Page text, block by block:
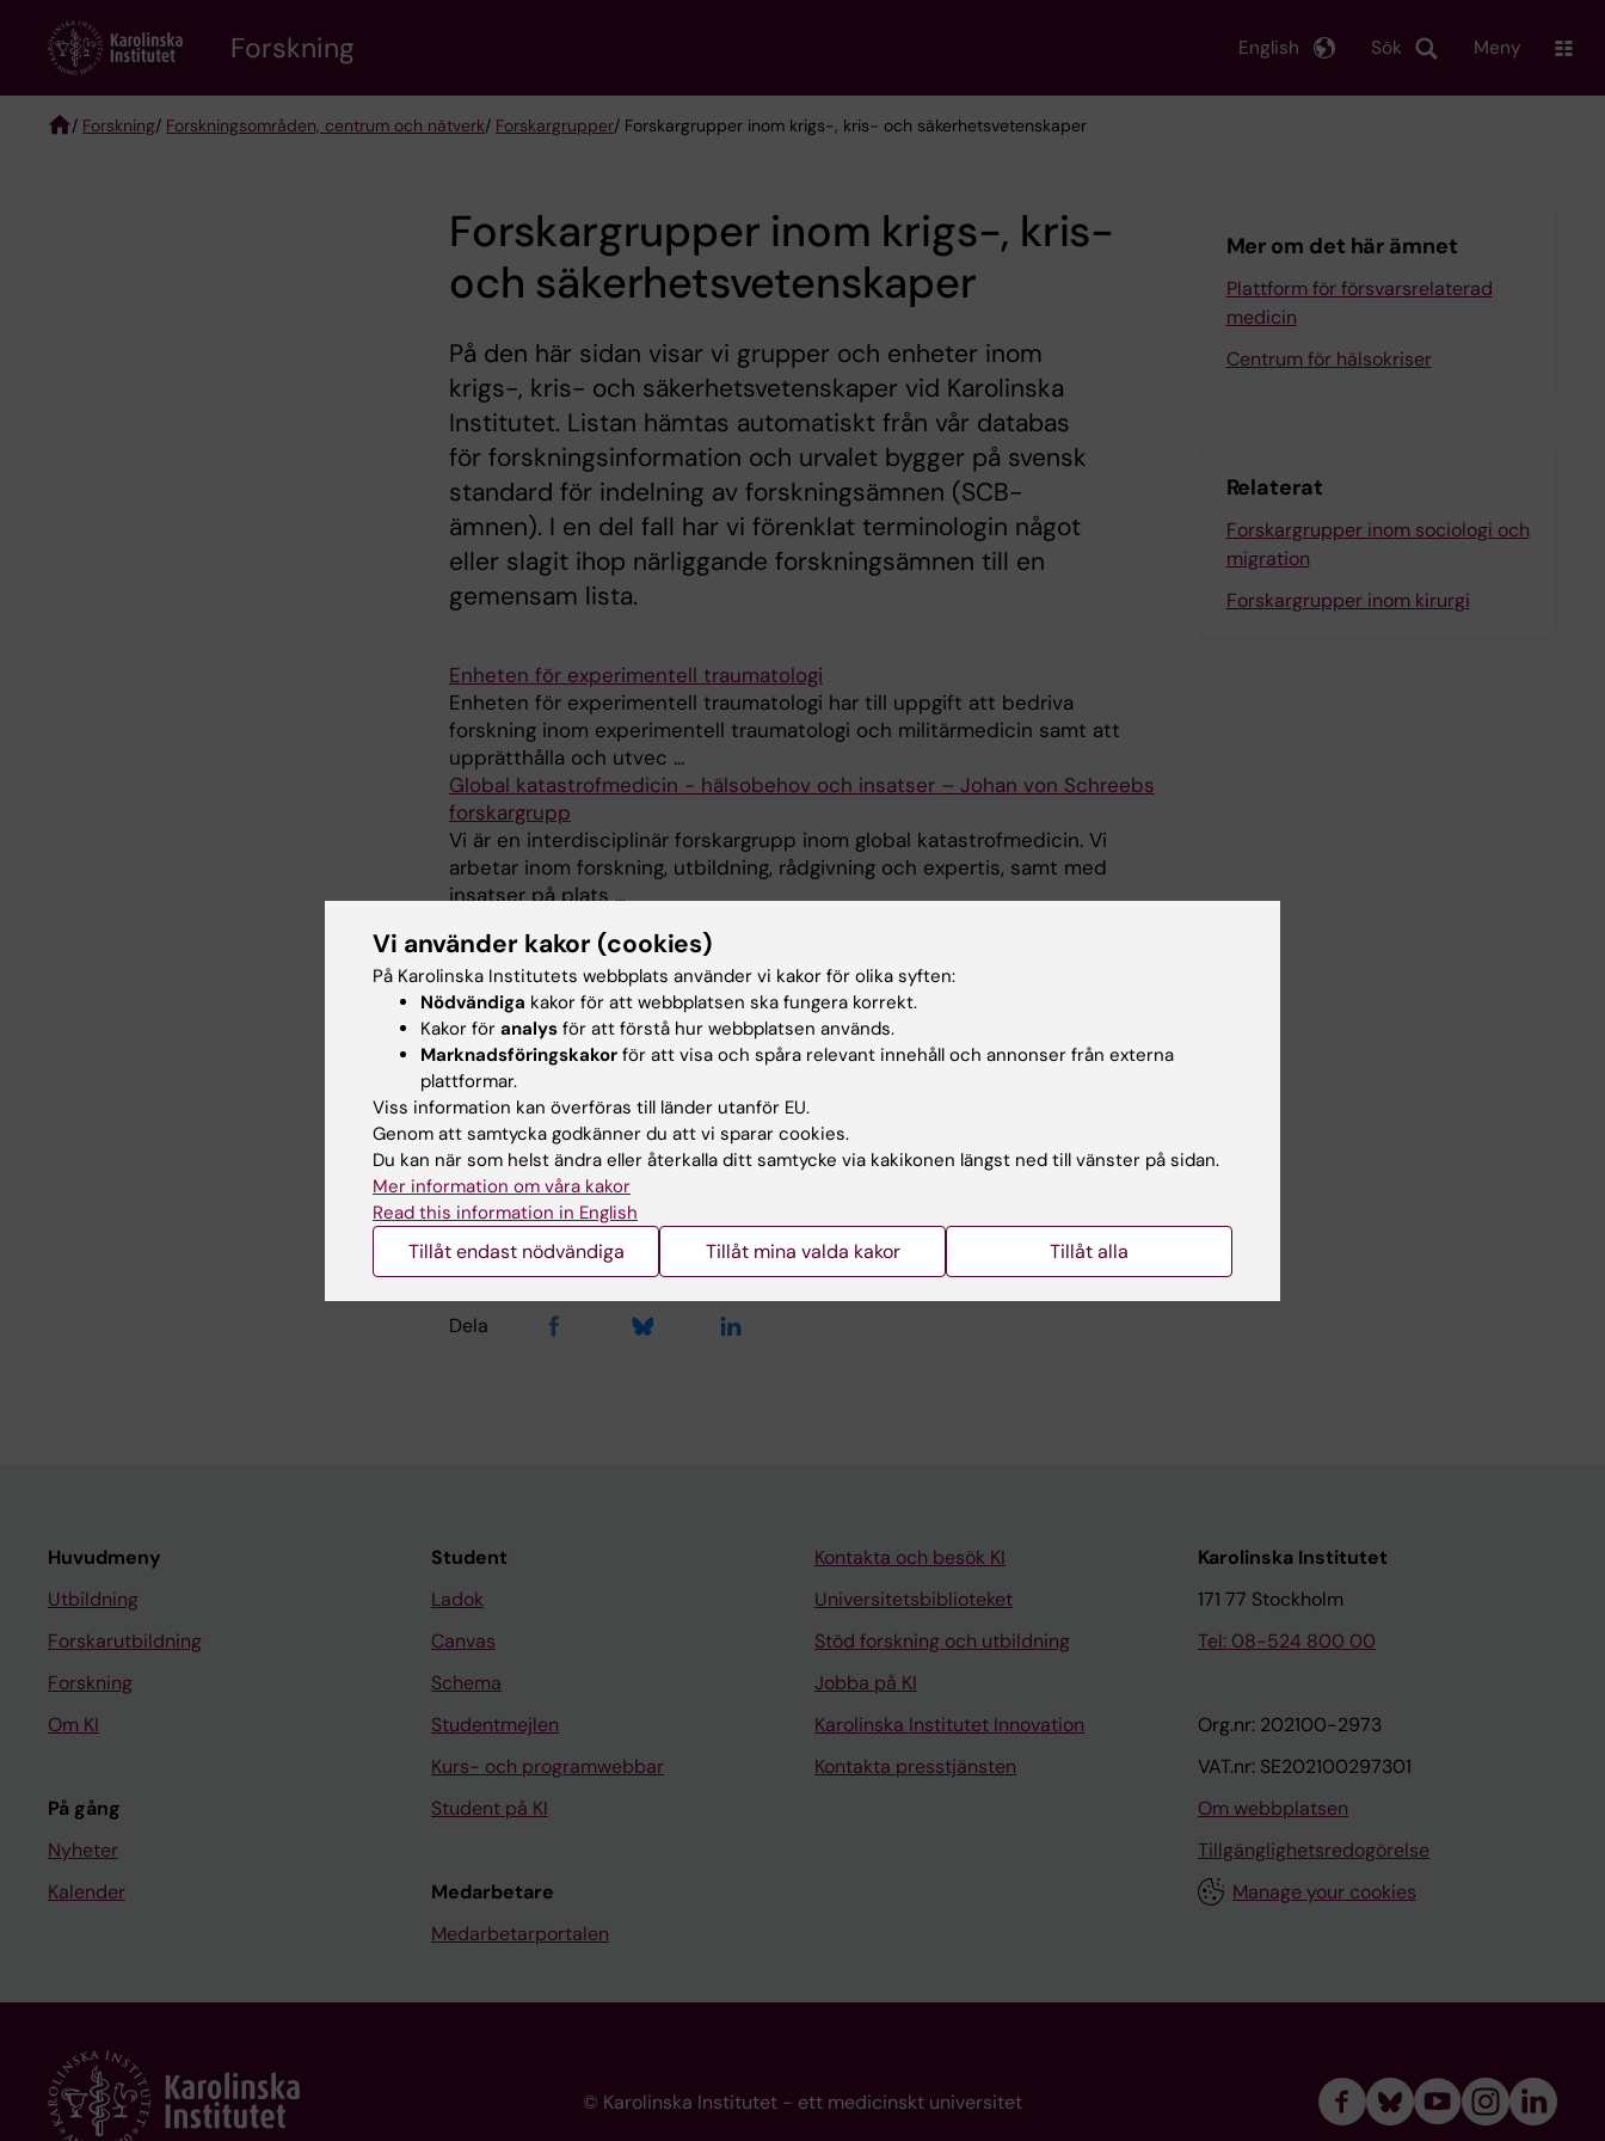
content
Forskning Sök
English Meny
/ Forskning/ Forskningsområden, centrum och nätverk/ Forskargrupper/ Forskargrupper inom krigs-, kris- och säkerhetsvetenskaper
Forskargrupper inom krigs-, kris-
och säkerhetsvetenskaper
På den här sidan visar vi grupper och enheter inom
krigs-, kris- och säkerhetsvetenskaper vid Karolinska
Institutet. Listan hämtas automatiskt från vår databas
för forskningsinformation och urvalet bygger på svensk
standard för indelning av forskningsämnen (SCB-
ämnen). I en del fall har vi förenklat terminologin något
eller slagit ihop närliggande forskningsämnen till en
gemensam lista.
Enheten för experimentell traumatologi
Enheten för experimentell traumatologi har till uppgift att bedriva
forskning inom experimentell traumatologi och militärmedicin samt att
upprätthålla och utvec ...
Global katastrofmedicin - hälsobehov och insatser – Johan von Schreebs
forskargrupp
Vi är en interdisciplinär forskargrupp inom global katastrofmedicin. Vi
arbetar inom forskning, utbildning, rådgivning och expertis, samt med
insatser på plats ...
MINT-gruppen fokuserar på forskning inom medicinsk utbildning och i
synnerhet pedagogiska möten, simulering och digitala verktyg för att
stödja lärande.
Hade du nytta av informationen på denna sida?
Redaktör:Katarina Sternudd
Dela
Mer om det här ämnet
Plattform för försvarsrelaterad
medicin
Centrum för hälsokriser
Relaterat
Forskargrupper inom sociologi och
migration
Forskargrupper inom kirurgi
Huvudmeny
Utbildning
Forskarutbildning
Forskning
Om KI
På gång
Nyheter
Kalender
Student
Ladok
Canvas
Schema
Studentmejlen
Kurs- och programwebbar
Student på KI
Medarbetare
Medarbetarportalen
Kontakta och besök KI
Universitetsbiblioteket
Stöd forskning och utbildning
Jobba på KI
Karolinska Institutet Innovation
Kontakta presstjänsten
Karolinska Institutet
171 77 Stockholm
Tel: 08-524 800 00
Org.nr: 202100-2973
VAT.nr: SE202100297301
Om webbplatsen
Tillgänglighetsredogörelse
Manage your cookies
© Karolinska Institutet - ett medicinskt universitet
Vi använder kakor (cookies)
På Karolinska Institutets webbplats använder vi kakor för olika syften:
Nödvändiga kakor för att webbplatsen ska fungera korrekt.
Kakor för analys för att förstå hur webbplatsen används.
Marknadsföringskakor för att visa och spåra relevant innehåll och annonser från externa
plattformar.
Viss information kan överföras till länder utanför EU.
Genom att samtycka godkänner du att vi sparar cookies.
Du kan när som helst ändra eller återkalla ditt samtycke via kakikonen längst ned till vänster på sidan.
Mer information om våra kakor
Read this information in English
Tillåt endast nödvändiga Tillåt mina valda kakor Tillåt alla